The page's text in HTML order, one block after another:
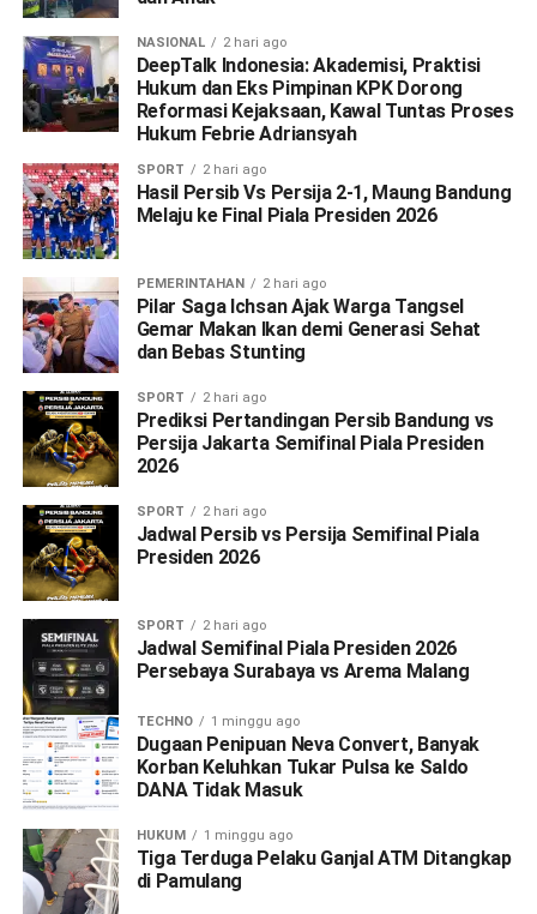
NASIONAL 2 hari ago
DeepTalk Indonesia: Akademisi, Praktisi
Hukum dan Eks Pimpinan KPK Dorong
Reformasi Kejaksaan, Kawal Tuntas Proses
Hukum Febrie Adriansyah
SPORT 2 hari ago
Hasil Persib Vs Persija 2-1, Maung Bandung
Melaju ke Final Piala Presiden 2026
PEMERINTAHAN 2 hari ago
Pilar Saga Ichsan Ajak Warga Tangsel
Gemar Makan Ikan demi Generasi Sehat
dan Bebas Stunting
SPORT 2 hari ago
Prediksi Pertandingan Persib Bandung vs
Persija Jakarta Semifinal Piala Presiden
2026
SPORT 2 hari ago
Jadwal Persib vs Persija Semifinal Piala
Presiden 2026
SPORT 2 hari ago
Jadwal Semifinal Piala Presiden 2026
Persebaya Surabaya vs Arema Malang
TECHNO 1 minggu ago
Dugaan Penipuan Neva Convert, Banyak
Korban Keluhkan Tukar Pulsa ke Saldo
DANA Tidak Masuk
HUKUM 1 minggu ago
Tiga Terduga Pelaku Ganjal ATM Ditangkap
di Pamulang